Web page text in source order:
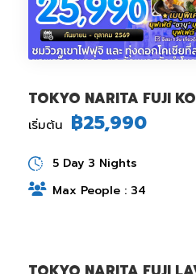
TOKYO NARITA FUJI
เริ่มต้น ฿25,990
5 Day 3 Nights
Max People : 34